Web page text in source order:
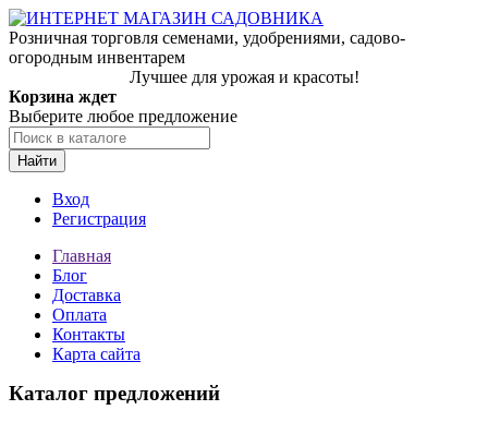
Розничная торговля семенами, удобрениями, садово-
огородным инвентарем
Лучшее для урожая и красоты!
Корзина ждет
Выберите любое предложение
Найти
Вход
Регистрация
Главная
Блог
Доставка
Оплата
Контакты
Карта сайта
Каталог предложений